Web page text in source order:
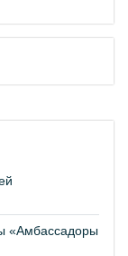
«Амбассадоры